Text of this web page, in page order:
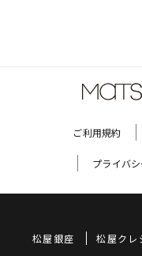
ご利用規約
プライバ
松屋銀座 松屋クレ